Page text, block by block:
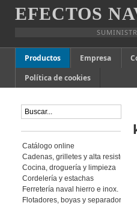
EFECTOS
Productos Empresa
Política de cookies
Catálogo online
Cadenas, grilletes y alta resistencia
Cocina, droguería y limpieza
Cordelería y estachas
Ferretería naval hierro e inox.
Flotadores, boyas y separadores